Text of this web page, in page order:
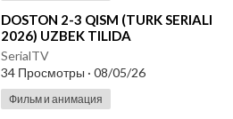
⁣DOSTON 2-3 QISM (TURK SERIALI
2026) UZBEK TILIDA
SerialTV
34 Просмотры · 08/05/26
Фильм и анимация